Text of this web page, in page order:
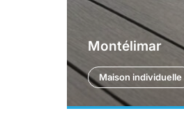
Montélimar
Maison individuelle